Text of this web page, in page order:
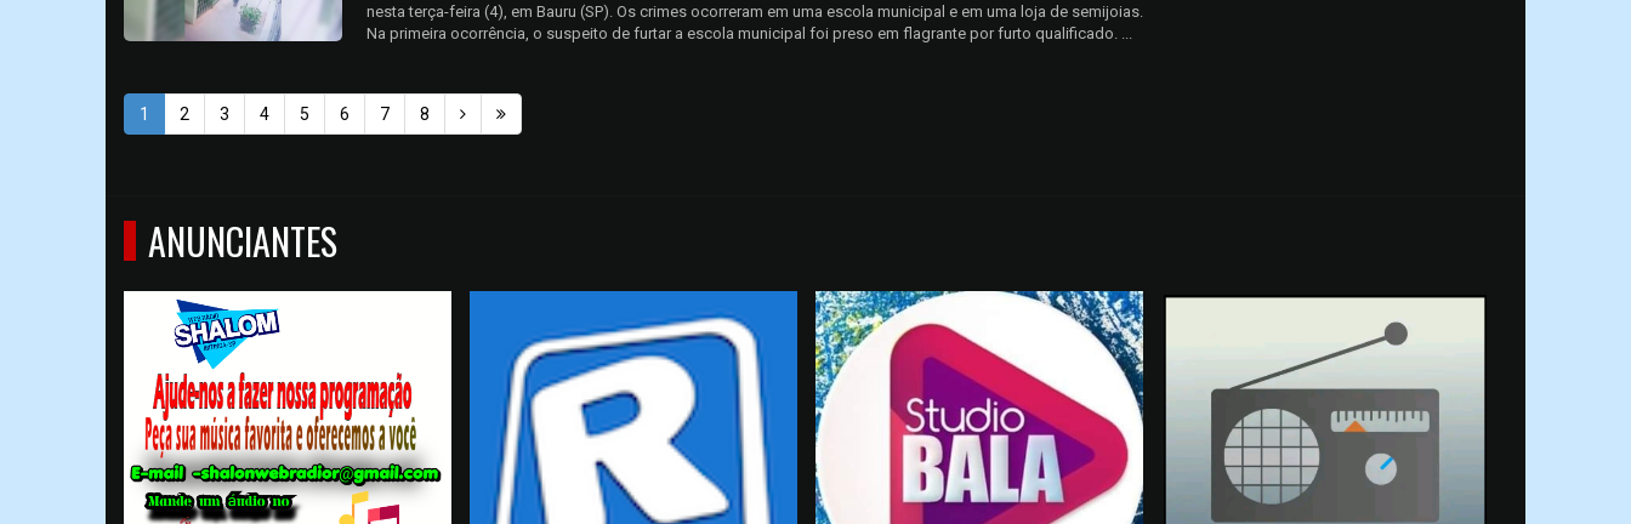
nesta terça-feira (4), em Bauru (SP). Os crimes ocorreram em uma escola municipal e em uma loja de semijoias.
Na primeira ocorrência, o suspeito de furtar a escola municipal foi preso em flagrante por furto qualificado. ...
1 2 3 4 5 6 7 8
ANUNCIANTES